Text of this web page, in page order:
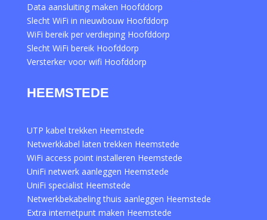
Data aansluiting maken Hoofddorp
Slecht WiFi in nieuwbouw Hoofddorp
WiFi bereik per verdieping Hoofddorp
Slecht WiFi bereik Hoofddorp
Versterker voor wifi Hoofddorp
HEEMSTEDE
UTP kabel trekken Heemstede
Netwerkkabel laten trekken Heemstede
WiFi access point installeren Heemstede
UniFi netwerk aanleggen Heemstede
UniFi specialist Heemstede
Netwerkbekabeling thuis aanleggen Heemstede
Extra internetpunt maken Heemstede